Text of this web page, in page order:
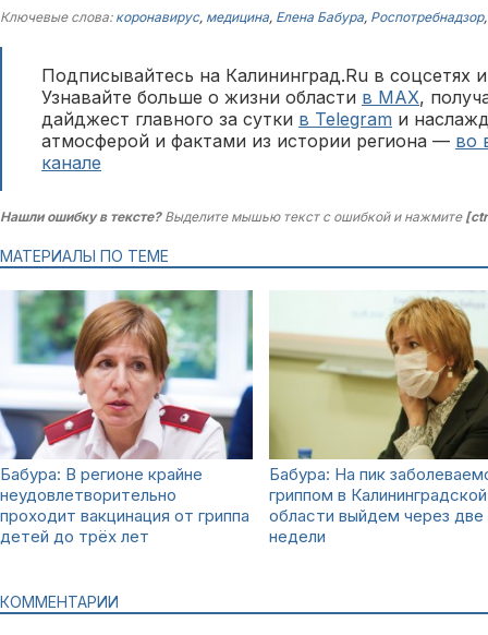
Ключевые слова: коронавирус, медицина, Елена Бабура, Роспотребнадзор
Подписывайтесь на Калининград.Ru в соцсетях
Узнавайте больше о жизни области в MAX,
дайджест главного за сутки в Telegram и
атмосферой и фактами из истории региона — во
канале
Нашли ошибку в тексте?Выделите мышью текст с ошибкой и нажмите
МАТЕРИАЛЫ ПО ТЕМЕ
Бабура: В регионе крайне
неудовлетворительно
проходит вакцинация от гриппа
детей до трёх лет
Бабура: На пик
гриппом в Калининградской
области выйдем через две
недели
КОММЕНТАРИИ